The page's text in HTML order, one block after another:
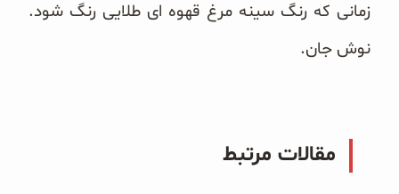
زمانی که رنگ سینه مرغ قهوه ای طلایی رنگ شود.
نوش جان.
مقالات مرتبط